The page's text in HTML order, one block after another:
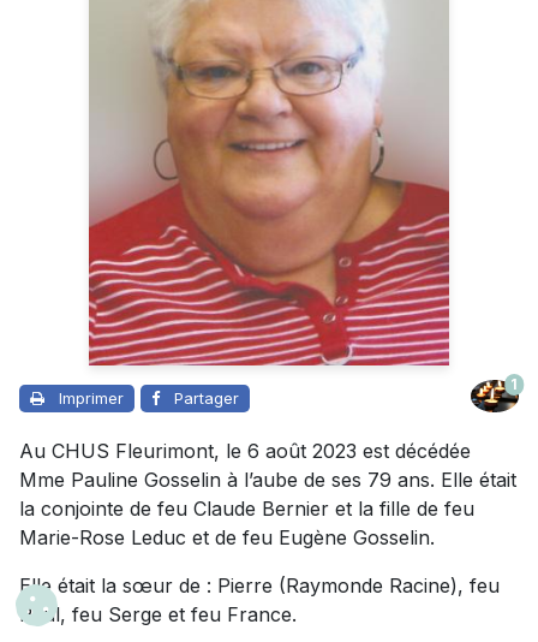
Imprimer Partager
1
Au CHUS Fleurimont, le 6 août 2023 est décédée
Mme Pauline Gosselin à l’aube de ses 79 ans. Elle était
la conjointe de feu Claude Bernier et la fille de feu
Marie-Rose Leduc et de feu Eugène Gosselin.
Elle était la sœur de : Pierre (Raymonde Racine), feu
Paul, feu Serge et feu France.